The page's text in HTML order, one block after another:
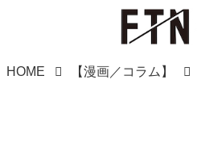
HOME 【漫画／コラム】